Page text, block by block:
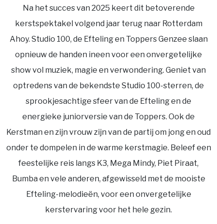
Na het succes van 2025 keert dit betoverende
kerstspektakel volgend jaar terug naar Rotterdam
Ahoy. Studio 100, de Efteling en Toppers Genzee slaan
opnieuw de handen ineen voor een onvergetelijke
show vol muziek, magie en verwondering. Geniet van
optredens van de bekendste Studio 100-sterren, de
sprookjesachtige sfeer van de Efteling en de
energieke juniorversie van de Toppers. Ook de
Kerstman en zijn vrouw zijn van de partij om jong en oud
onder te dompelen in de warme kerstmagie. Beleef een
feestelijke reis langs K3, Mega Mindy, Piet Piraat,
Bumba en vele anderen, afgewisseld met de mooiste
Efteling-melodieën, voor een onvergetelijke
kerstervaring voor het hele gezin.